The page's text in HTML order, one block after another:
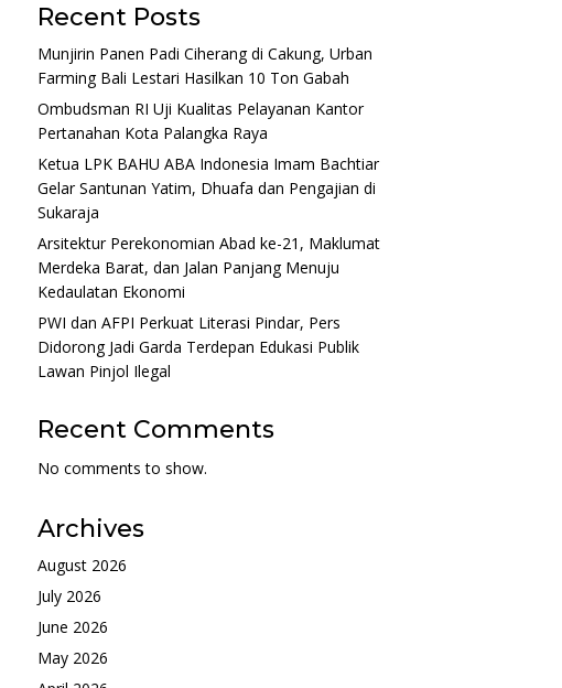
Recent Posts
Munjirin Panen Padi Ciherang di Cakung, Urban
Farming Bali Lestari Hasilkan 10 Ton Gabah
Ombudsman RI Uji Kualitas Pelayanan Kantor
Pertanahan Kota Palangka Raya
Ketua LPK BAHU ABA Indonesia Imam Bachtiar
Gelar Santunan Yatim, Dhuafa dan Pengajian di
Sukaraja
Arsitektur Perekonomian Abad ke-21, Maklumat
Merdeka Barat, dan Jalan Panjang Menuju
Kedaulatan Ekonomi
PWI dan AFPI Perkuat Literasi Pindar, Pers
Didorong Jadi Garda Terdepan Edukasi Publik
Lawan Pinjol Ilegal
Recent Comments
No comments to show.
Archives
August 2026
July 2026
June 2026
May 2026